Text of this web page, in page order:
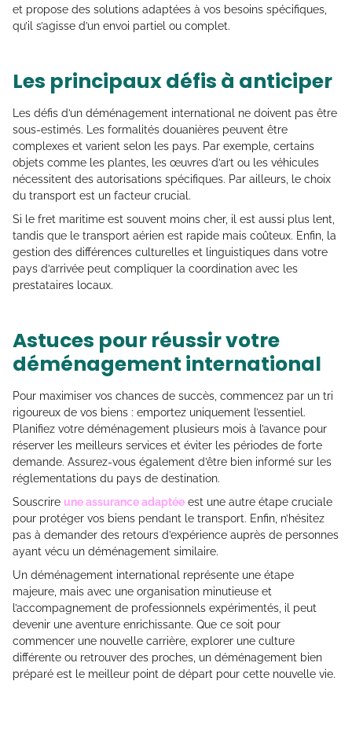
et propose des solutions adaptées à vos besoins spécifiques,
qu’il s’agisse d’un envoi partiel ou complet.
Les principaux défis à anticiper
Les défis d’un déménagement international ne doivent pas être
sous-estimés. Les formalités douanières peuvent être
complexes et varient selon les pays. Par exemple, certains
objets comme les plantes, les œuvres d’art ou les véhicules
nécessitent des autorisations spécifiques. Par ailleurs, le choix
du transport est un facteur crucial.
Si le fret maritime est souvent moins cher, il est aussi plus lent,
tandis que le transport aérien est rapide mais coûteux. Enfin, la
gestion des différences culturelles et linguistiques dans votre
pays d’arrivée peut compliquer la coordination avec les
prestataires locaux.
Astuces pour réussir votre
déménagement international
Pour maximiser vos chances de succès, commencez par un tri
rigoureux de vos biens : emportez uniquement l’essentiel.
Planifiez votre déménagement plusieurs mois à l’avance pour
réserver les meilleurs services et éviter les périodes de forte
demande. Assurez-vous également d’être bien informé sur les
réglementations du pays de destination.
Souscrire une assurance adaptée est une autre étape cruciale
pour protéger vos biens pendant le transport. Enfin, n’hésitez
pas à demander des retours d’expérience auprès de personnes
ayant vécu un déménagement similaire.
Un déménagement international représente une étape
majeure, mais avec une organisation minutieuse et
l’accompagnement de professionnels expérimentés, il peut
devenir une aventure enrichissante. Que ce soit pour
commencer une nouvelle carrière, explorer une culture
différente ou retrouver des proches, un déménagement bien
préparé est le meilleur point de départ pour cette nouvelle vie.